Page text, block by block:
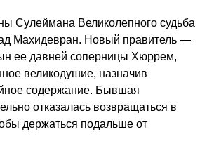
Сулеймана Великолепного судьба
Махидевран. Новый правитель —
ее давней соперницы Хюррем,
великодушие, назначив
содержание. Бывшая
отказалась возвращаться в
держаться подальше от